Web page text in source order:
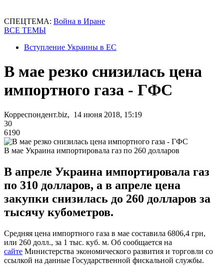
СПЕЦТЕМА: Война в Иране
ВСЕ ТЕМЫ
Вступление Украины в ЕС
В мае резко снизилась цена
импортного газа - ГФС
Корреспондент.biz, 14 июня 2018, 15:19
30
6190
В мае Украина импортировала газ по 260 долларов
В апреле Украина импортировала газ
по 310 долларов, а в апреле цена
закупки снизилась до 260 долларов за
тысячу кубометров.
Средняя цена импортного газа в мае составила 6806,4 грн,
или 260 долл., за 1 тыс. куб. м. Об сообщается на
сайте Министерства экономического развития и торговли со
ссылкой на данные Государственной фискальной службы.